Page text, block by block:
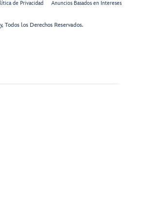
de Privacidad Anuncios Basados en Intereses
Todos los Derechos Reservados.